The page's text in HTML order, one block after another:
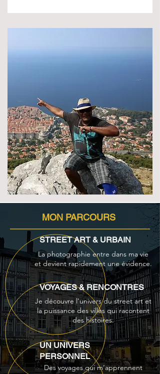
MON PARCOURS
STREET ART & URBAIN
La photographie entre dans ma vie
et devient rapidement une évidence.
VOYAGES & RENCONTRES
Je découvre l’univers du street art et
la puissance des villes qui racontent
des histoires.
UN UNIVERS
PERSONNEL
Des voyages qui m’apprennent